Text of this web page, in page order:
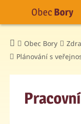
Obec Bory
Plánování s
Obec Bory